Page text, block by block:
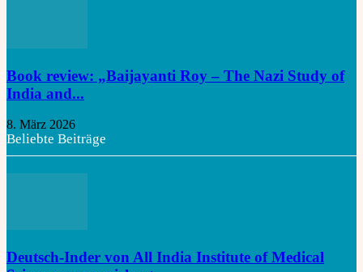
Book review: „Baijayanti Roy – The Nazi Study of
India and...
8. März 2026
Beliebte Beiträge
Deutsch-Inder von All India Institute of Medical